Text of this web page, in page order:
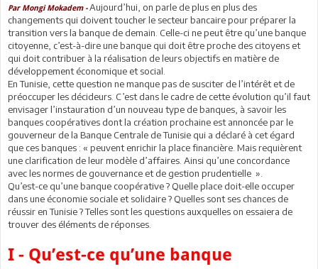
Par Mongi Mokadem -Aujourd’hui, on parle de plus en plus des
changements qui doivent toucher le secteur bancaire pour préparer la
transition vers la banque de demain. Celle-ci ne peut être qu’une banque
citoyenne, c’est-à-dire une banque qui doit être proche des citoyens et
qui doit contribuer à la réalisation de leurs objectifs en matière de
développement économique et social.
En Tunisie, cette question ne manque pas de susciter de l’intérêt et de
préoccuper les décideurs. C’est dans le cadre de cette évolution qu’il faut
envisager l’instauration d’un nouveau type de banques, à savoir les
banques coopératives dont la création prochaine est annoncée par le
gouverneur de la Banque Centrale de Tunisie qui a déclaré à cet égard
que ces banques : « peuvent enrichir la place financière. Mais requièrent
une clarification de leur modèle d’affaires. Ainsi qu’une concordance
avec les normes de gouvernance et de gestion prudentielle ».
Qu’est-ce qu’une banque coopérative ? Quelle place doit-elle occuper
dans une économie sociale et solidaire ? Quelles sont ses chances de
réussir en Tunisie ? Telles sont les questions auxquelles on essaiera de
trouver des éléments de réponses.
I - Qu’est-ce qu’une banque